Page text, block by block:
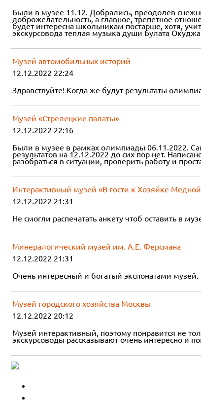
Были в музее 11.12. Добрались, преодолев
доброжелательность, а главное, трепетное
будет интересна школьникам постарше, хотя,
экскурсовода теплая музыка души Булата
Музей автомобильных историй
12.12.2022 22:24
Здравствуйте! Когда же будут результаты
Музей «Стрелецкие палаты»
12.12.2022 22:16
Были в музее в рамках олимпиады 06.11.2022.
результатов на 12.12.2022 до сих пор нет.
разобраться в ситуации, проверить работу и
Интерактивный музей «В гости к Хозяйке
12.12.2022 21:31
Не смогли распечатать анкету чтоб оставить в
Минералогический музей им. А.Е. Ферсмана
12.12.2022 21:31
Очень интересный и богатый экспонатами
Музей городского хозяйства Москвы
12.12.2022 20:12
Музей интерактивный, поэтому понравится не
экскурсоводы рассказывают очень интересно и